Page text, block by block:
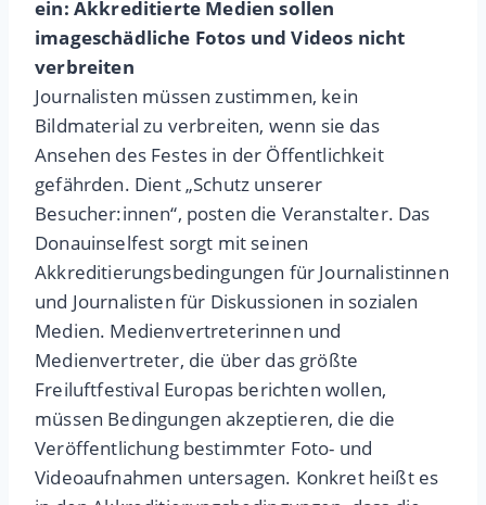
ein: Akkreditierte Medien sollen
imageschädliche Fotos und Videos nicht
verbreiten
Journalisten müssen zustimmen, kein
Bildmaterial zu verbreiten, wenn sie das
Ansehen des Festes in der Öffentlichkeit
gefährden. Dient „Schutz unserer
Besucher:innen“, posten die Veranstalter. Das
Donauinselfest sorgt mit seinen
Akkreditierungsbedingungen für Journalistinnen
und Journalisten für Diskussionen in sozialen
Medien. Medienvertreterinnen und
Medienvertreter, die über das größte
Freiluftfestival Europas berichten wollen,
müssen Bedingungen akzeptieren, die die
Veröffentlichung bestimmter Foto- und
Videoaufnahmen untersagen. Konkret heißt es